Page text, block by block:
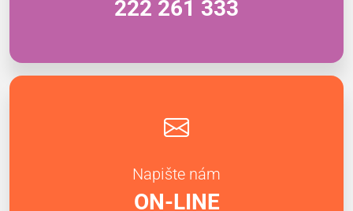
222 261 333
Napište nám
ON-LINE